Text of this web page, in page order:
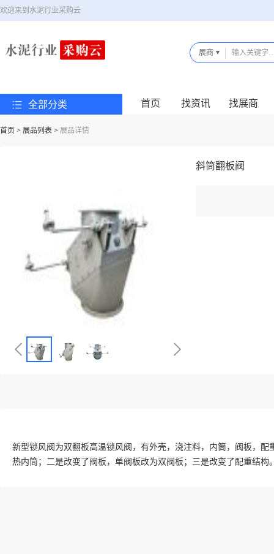
欢迎来到水泥行业采购云
展商
全部分类 首页 找资讯 找展商
首页 > 展品列表 > 展品详情
斜筒翻板阀
新型锁风阀为双翻板高温锁风阀，有外壳，浇注料，内筒，阀板，
热内筒；二是改变了阀板，单阀板改为双阀板；三是改变了配重结构